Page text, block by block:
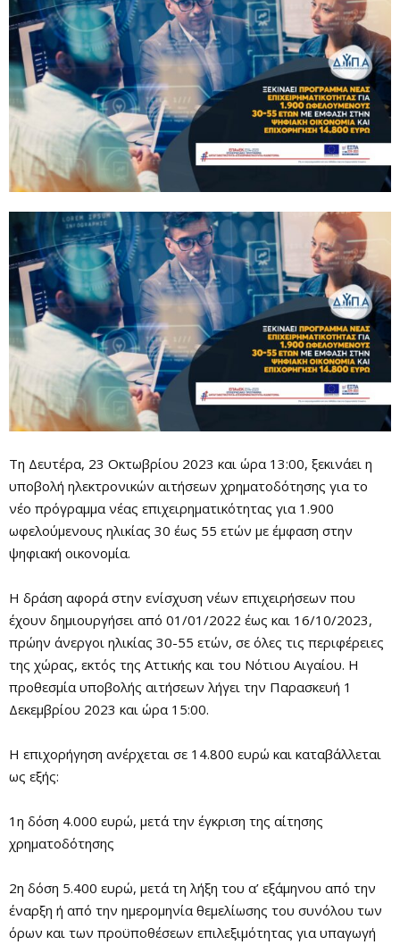
Τη Δευτέρα, 23 Οκτωβρίου 2023 και ώρα 13:00, ξεκινάει η
υποβολή ηλεκτρονικών αιτήσεων χρηματοδότησης για το
νέο πρόγραμμα νέας επιχειρηματικότητας για 1.900
ωφελούμενους ηλικίας 30 έως 55 ετών με έμφαση στην
ψηφιακή οικονομία.
Η δράση αφορά στην ενίσχυση νέων επιχειρήσεων που
έχουν δημιουργήσει από 01/01/2022 έως και 16/10/2023,
πρώην άνεργοι ηλικίας 30-55 ετών, σε όλες τις περιφέρειες
της χώρας, εκτός της Αττικής και του Νότιου Αιγαίου. Η
προθεσμία υποβολής αιτήσεων λήγει την Παρασκευή 1
Δεκεμβρίου 2023 και ώρα 15:00.
Η επιχορήγηση ανέρχεται σε 14.800 ευρώ και καταβάλλεται
ως εξής:
1η δόση 4.000 ευρώ, μετά την έγκριση της αίτησης
χρηματοδότησης
2η δόση 5.400 ευρώ, μετά τη λήξη του α’ εξάμηνου από την
έναρξη ή από την ημερομηνία θεμελίωσης του συνόλου των
όρων και των προϋποθέσεων επιλεξιμότητας για υπαγωγή